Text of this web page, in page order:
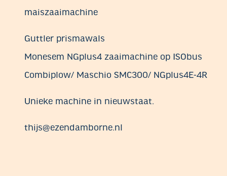
maiszaaimachine
Guttler prismawals
Monesem NGplus4 zaaimachine op ISObus
Combiplow/ Maschio SMC300/ NGplus4E-4R
Unieke machine in nieuwstaat.
thijs@ezendamborne.nl